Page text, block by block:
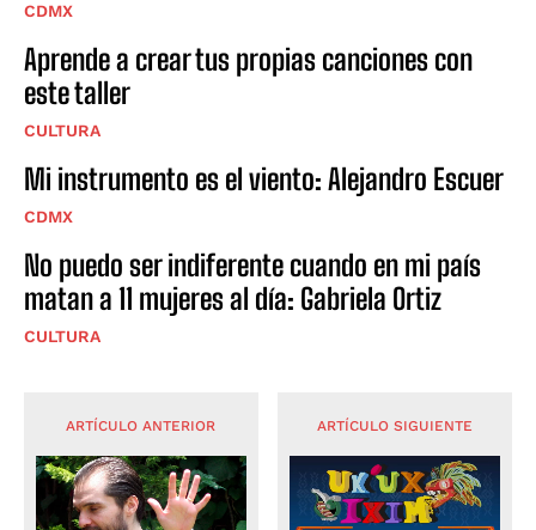
CDMX
Aprende a crear tus propias canciones con
este taller
CULTURA
Mi instrumento es el viento: Alejandro Escuer
CDMX
No puedo ser indiferente cuando en mi país
matan a 11 mujeres al día: Gabriela Ortiz
CULTURA
ARTÍCULO ANTERIOR ARTÍCULO SIGUIENTE